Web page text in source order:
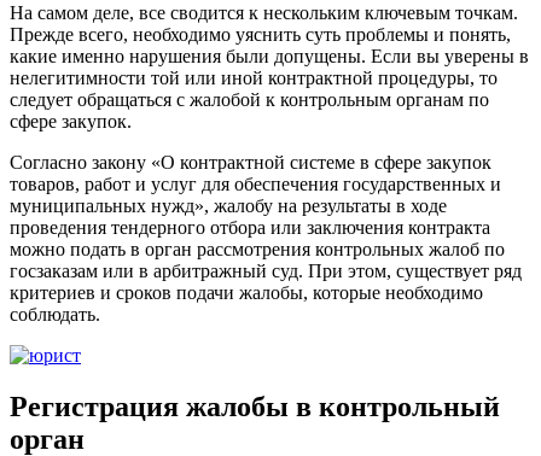
На самом деле, все сводится к нескольким ключевым точкам.
Прежде всего, необходимо уяснить суть проблемы и понять,
какие именно нарушения были допущены. Если вы уверены в
нелегитимности той или иной контрактной процедуры, то
следует обращаться с жалобой к контрольным органам по
сфере закупок.
Согласно закону «О контрактной системе в сфере закупок
товаров, работ и услуг для обеспечения государственных и
муниципальных нужд», жалобу на результаты в ходе
проведения тендерного отбора или заключения контракта
можно подать в орган рассмотрения контрольных жалоб по
госзаказам или в арбитражный суд. При этом, существует ряд
критериев и сроков подачи жалобы, которые необходимо
соблюдать.
Регистрация жалобы в контрольный
орган